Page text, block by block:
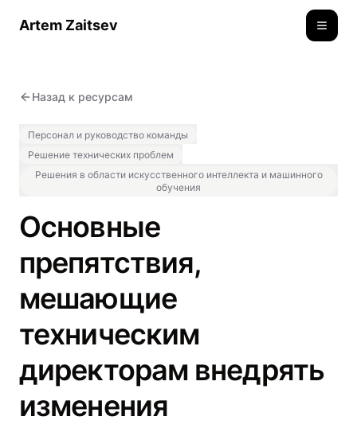
Artem Zaitsev
Назад к ресурсам
Персонал и руководство команды
Решение технических проблем
Решения в области искусственного интеллекта и машинного
обучения
Основные
препятствия,
мешающие
техническим
директорам внедрять
изменения